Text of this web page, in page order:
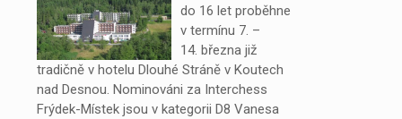
do 16 let proběhne
v termínu 7. –
14. března již
tradičně v hotelu Dlouhé Stráně v Koutech
nad Desnou. Nominováni za Interchess
Frýdek-Místek jsou v kategorii D8 Vanesa